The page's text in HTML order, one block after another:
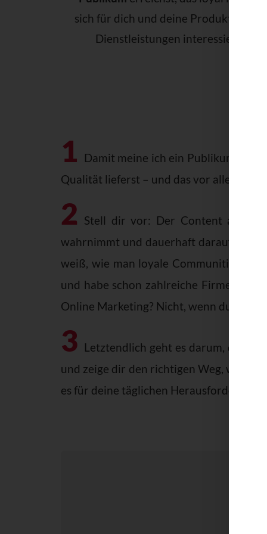
sich für dich und deine Produkte oder
Dienstleistungen interessiert.
1
Damit meine ich ein Publikum, das
Qualität lieferst – und das vor allem
2 Stell dir vor: Der Content auf
wahrnimmt und dauerhaft darauf
weiß, wie man loyale Communities
und habe schon zahlreiche Firmen
Online Marketing? Nicht, wenn du mit
3 Letztendlich geht es darum, dass
und zeige dir den richtigen Weg,
es für deine täglichen